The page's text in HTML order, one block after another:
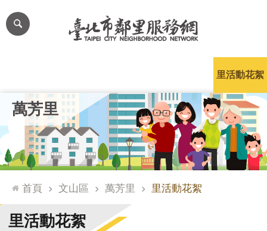
跳到主要內容區塊
網
站
台
通
臺
北
萬芳里
里活動花絮
首頁 文山區 萬芳里 里活動花絮
里活動花絮